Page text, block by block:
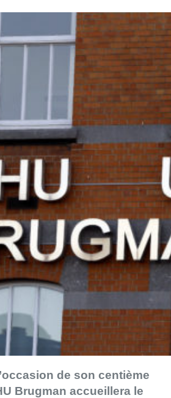
de son centième
Brugman accueillera le